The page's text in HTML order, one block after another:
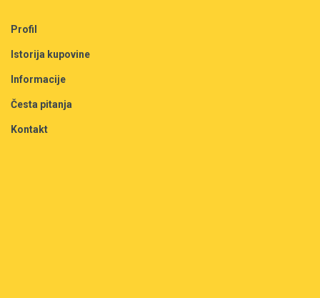
Profil
Istorija kupovine
Informacije
Česta pitanja
Kontakt